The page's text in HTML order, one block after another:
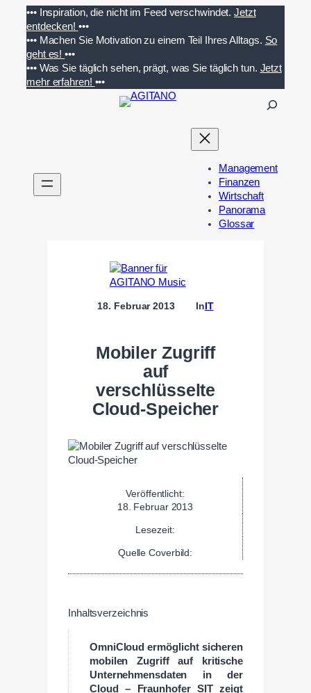
Inhalt
springen
••• Inspiration, die nicht im Feed verschwindet. Jetzt
entdecken! •••
••• Machen Sie Motivation zu einem Teil Ihres Alltags. So
geht es!•••
••• Was Sie täglich sehen, prägt, was Sie täglich tun. Jetzt
mehr erfahren! •••
n
Management
Finanzen
Wirtschaft
Panorama
Glossar
18. Februar 2013 InIT
Mobiler Zugriff
auf
verschlüsselte
Cloud-Speicher
Veröffentlicht:
18. Februar 2013
Lesezeit:
Quelle Coverbild:
Inhaltsverzeichnis
OmniCloud ermöglicht sicheren
mobilen Zugriff auf kritische
Unternehmensdaten in der
Cloud – Fraunhofer SIT zeigt